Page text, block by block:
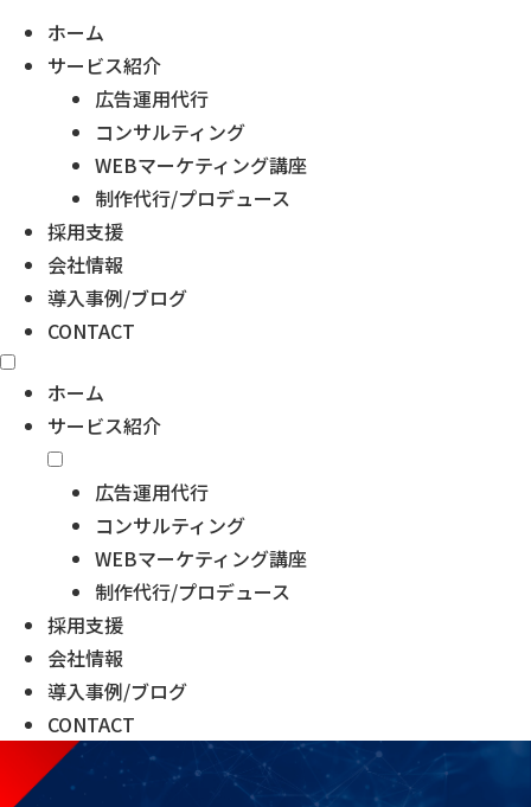
ホーム
サービス紹介
広告運用代行
コンサルティング
WEBマーケティング講座
制作代行/プロデュース
採用支援
会社情報
導入事例/ブログ
CONTACT
ホーム
サービス紹介
広告運用代行
コンサルティング
WEBマーケティング講座
制作代行/プロデュース
採用支援
会社情報
導入事例/ブログ
CONTACT